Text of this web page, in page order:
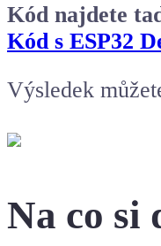
Kód najdete
Kód s ESP32
Výsledek
Na co si